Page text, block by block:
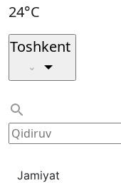
24°C
Toshkent
Jamiyat